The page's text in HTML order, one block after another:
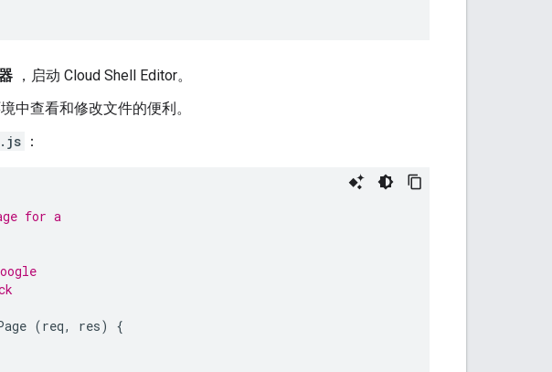
，启动 Cloud Shell Editor。
中查看和修改文件的便利。
：
for a
(req, res)
{